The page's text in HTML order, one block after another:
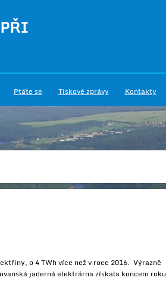
Ptáte se Tiskové zprávy Kontakty
o 4 TWh více než v roce 2016. Výrazně
jaderná elektrárna získala koncem roku